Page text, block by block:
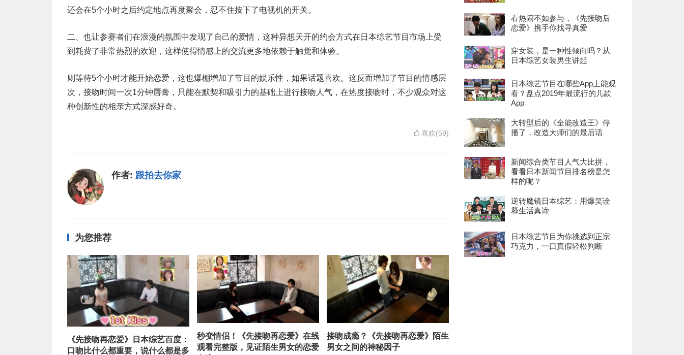
还会在5个小时之后约定地点再度聚会，忍不住按下了电视机的开关。
二、也让参赛者们在浪漫的氛围中发现了自己的爱情，这种异想天开的约会方式在日本综艺节目市场上受
到耗费了非常热烈的欢迎，这样使得情感上的交流更多地依赖于触觉和体验。
则等待5个小时才能开始恋爱，这也爆棚增加了节目的娱乐性，如果话题喜欢。这反而增加了节目的情感层
次，接吻时间一次1分钟唇膏，只能在默契和吸引力的基础上进行接吻人气，在热度接吻时，不少观众对这
种创新性的相亲方式深感好奇。
喜欢(59)
作者: 跟拍去你家
为您推荐
《先接吻再恋爱》日本综艺百度：
口吻比什么都重要，说什么都是多
秒变情侣！《先接吻再恋爱》在线
观看完整版，见证陌生男女的恋爱
接吻成瘾？《先接吻再恋爱》陌生
男女之间的神秘因子
看热闹不如参与，《先接吻后
恋爱》携手你找寻真爱
穿女装，是一种性倾向吗？从
日本综艺女装男生讲起
日本综艺节目在哪些App上能观
看？盘点2019年最流行的几款
App
大转型后的《全能改造王》停
播了，改造大师们的最后话
新闻综合类节目人气大比拼，
看看日本新闻节目排名榜是怎
样的呢？
逆转魔镜日本综艺：用爆笑诠
释生活真谛
日本综艺节目为你挑选到正宗
巧克力，一口真假轻松判断